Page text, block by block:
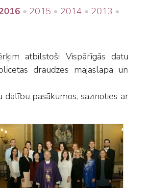
• 2015 • 2014 • 2013 •
atbilstoši Vispārīgās datu
draudzes mājaslapā un
pasākumos, sazinoties ar